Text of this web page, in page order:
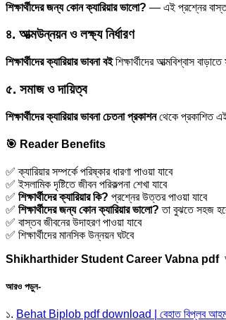
শিক্ষার্থীদের জন্য কোন ক্যারিয়ার ভালো? — এই প্রশ্নের
৪. আত্মউন্নয়ন ও লক্ষ্য নির্ধারণ
শিক্ষার্থীদের ক্যারিয়ার ভাবনা বইশিক্ষার্থীদের আত্মবিশ্বাস
৫. সমাজ ও দায়িত্ব
শিক্ষার্থীদের ক্যারিয়ার ভাবনা চেতনা প্রকাশনথেকে প্রকাশিত
🎯 Reader Benefits
✅ ক্যারিয়ার সম্পর্কে পরিষ্কার ধারণা পাওয়া যাবে
✅ ইসলামিক দৃষ্টিতে জীবন পরিকল্পনা শেখা যাবে
✅ শিক্ষার্থীদের ক্যারিয়ার কি? প্রশ্নের উত্তর পাওয়া যাবে
✅ শিক্ষার্থীদের জন্য কোন ক্যারিয়ার ভালো? তা বুঝতে সহজ
✅ বাস্তব জীবনের উদাহরণ পাওয়া যাবে
✅ শিক্ষার্থীদের মানসিক উন্নয়ন ঘটবে
Shikharthider Student Career Vabna pdf
আরও পড়ুন-
১. Behat Biplob pdf download | বেহাত বিপ্লব